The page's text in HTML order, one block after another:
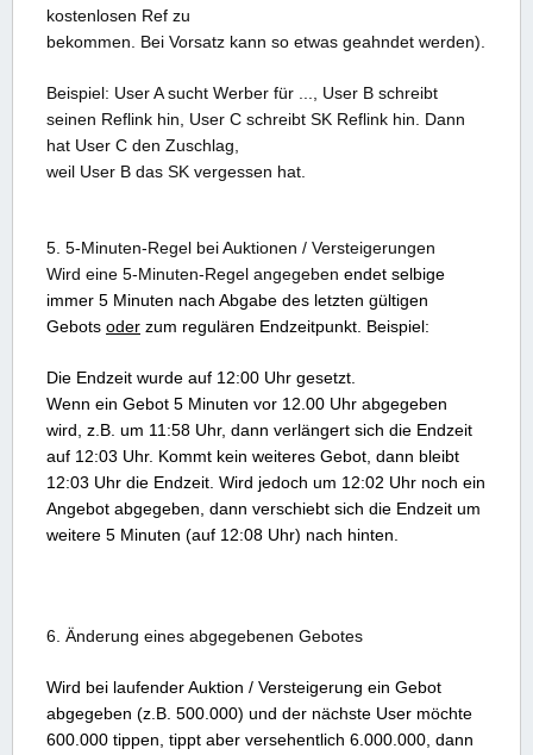
kostenlosen Ref zu
bekommen. Bei Vorsatz kann so etwas geahndet werden).
Beispiel: User A sucht Werber für ..., User B schreibt
seinen Reflink hin, User C schreibt SK Reflink hin. Dann
hat User C den Zuschlag,
weil User B das SK vergessen hat.
5. 5-Minuten-Regel bei Auktionen / Versteigerungen
Wird eine 5-Minuten-Regel angegeben endet selbige
immer 5 Minuten nach Abgabe des letzten gültigen
Gebots oder zum regulären Endzeitpunkt. Beispiel:
Die Endzeit wurde auf 12:00 Uhr gesetzt.
Wenn ein Gebot 5 Minuten vor 12.00 Uhr abgegeben
wird, z.B. um 11:58 Uhr, dann verlängert sich die Endzeit
auf 12:03 Uhr. Kommt kein weiteres Gebot, dann bleibt
12:03 Uhr die Endzeit. Wird jedoch um 12:02 Uhr noch ein
Angebot abgegeben, dann verschiebt sich die Endzeit um
weitere 5 Minuten (auf 12:08 Uhr) nach hinten.
6. Änderung eines abgegebenen Gebotes
Wird bei laufender Auktion / Versteigerung ein Gebot
abgegeben (z.B. 500.000) und der nächste User möchte
600.000 tippen, tippt aber versehentlich 6.000.000, dann